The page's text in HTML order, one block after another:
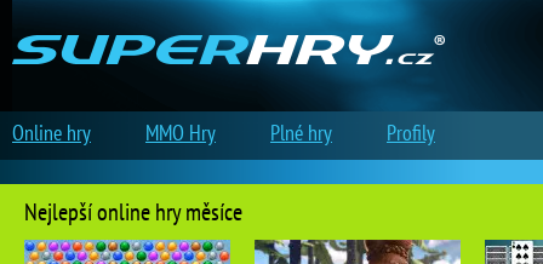
Nejlepší online hry měsíce
Online hry MMO Hry Plné hry Profily